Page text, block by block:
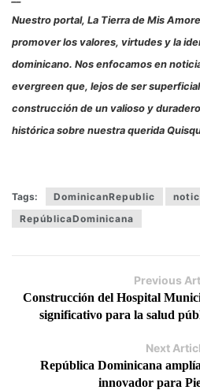
Nuestro portal, La Tierra de Mis
promover los valores, virtudes y la
dominicano. Nos enfocamos en
evergreen que, lejos de ser
construcción de un valioso y
histórica sobre nuestra querida
Tags: DominicanRepublic
RepúblicaDominicana
Previous
Construcción del Hospital
significativo para la salud
Next
República Dominicana
innovador para